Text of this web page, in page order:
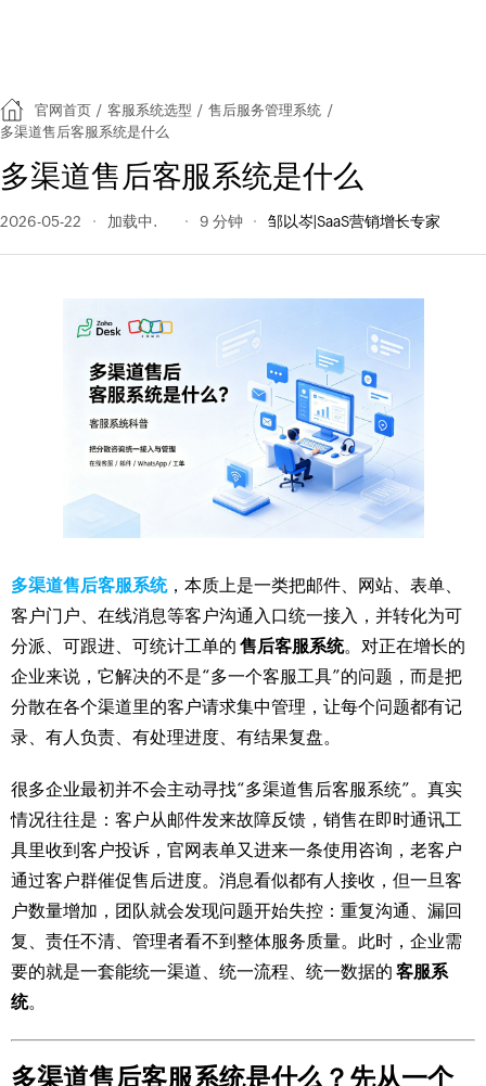
官网首页 / 客服系统选型 / 售后服务管理系统 /
多渠道售后客服系统是什么
多渠道售后客服系统是什么
2026-05-22 45 阅读量 9 分钟 邹以岑|SaaS营销增长专家
多渠道售后客服系统，本质上是一类把邮件、网站、表单、
客户门户、在线消息等客户沟通入口统一接入，并转化为可
分派、可跟进、可统计工单的 售后客服系统。对正在增长的
企业来说，它解决的不是“多一个客服工具”的问题，而是把
分散在各个渠道里的客户请求集中管理，让每个问题都有记
录、有人负责、有处理进度、有结果复盘。
很多企业最初并不会主动寻找“多渠道售后客服系统”。真实
情况往往是：客户从邮件发来故障反馈，销售在即时通讯工
具里收到客户投诉，官网表单又进来一条使用咨询，老客户
通过客户群催促售后进度。消息看似都有人接收，但一旦客
户数量增加，团队就会发现问题开始失控：重复沟通、漏回
复、责任不清、管理者看不到整体服务质量。此时，企业需
要的就是一套能统一渠道、统一流程、统一数据的 客服系
统。
多渠道售后客服系统是什么？先从一个